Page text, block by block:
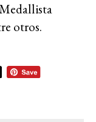
otros.